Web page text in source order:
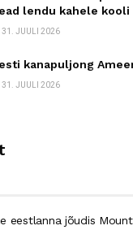
lendu kahele
31. JUULI 2026
kanapuljong
31. JUULI 2026
eestlanna jõudis